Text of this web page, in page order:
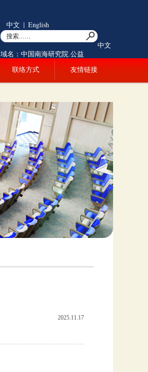
中文 | English
中文
域名：中国南海研究院.公益
联络方式 友情链接
2025.11.17